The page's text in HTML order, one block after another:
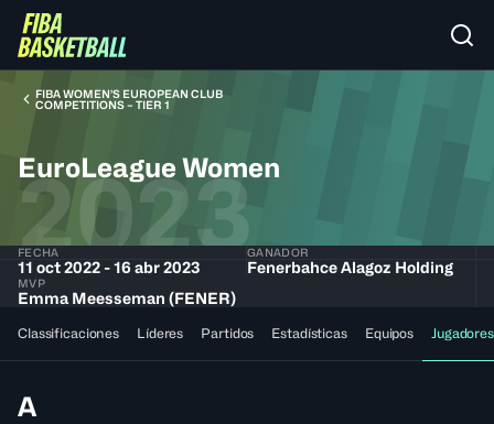
FIBA WOMEN’S EUROPEAN CLUB
COMPETITIONS – TIER 1
EuroLeague Women
2023
FECHA
11 oct 2022 - 16 abr 2023
GANADOR
Fenerbahce Alagoz Holding
MVP
Emma Meesseman (FENER)
Classificaciones Líderes Partidos Estadísticas Equipos Jugadores
A